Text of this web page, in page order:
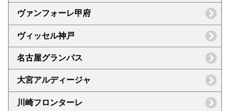
ヴァンフォーレ甲府
ヴィッセル神戸
名古屋グランパス
大宮アルディージャ
川崎フロンターレ